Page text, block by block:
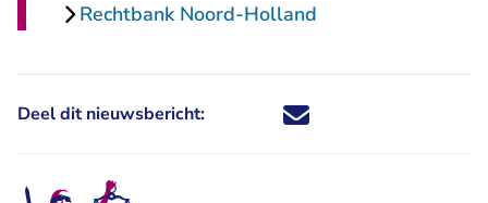
Rechtbank Noord-Holland
Deel dit nieuwsbericht: Deel dit nieuwsbericht via X -
Deel dit nieuwsbericht via
Deel dit nieuwsbericht
Deel dit